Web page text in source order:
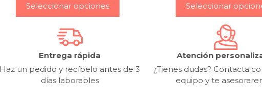
Seleccionar opciones Seleccionar
Entrega rápida
Haz un pedido y recíbelo antes de 3
días laborables
Atención
¿Tienes dudas? Contacta
equipo y te